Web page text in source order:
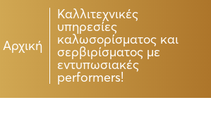
Αρχική
Καλλιτεχνικές
υπηρεσίες
καλωσορίσματος και
σερβιρίσματος με
εντυπωσιακές
performers!